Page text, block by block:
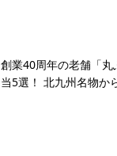
創業40周年の老舗「
当5選！ 北九州名物か